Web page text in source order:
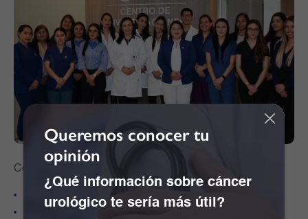
Contamos con un recurso humano que incluye:
Jefe de investigación y educación
Coordinadora médica del Centro de Investigación
Queremos conocer tu
opinión
¿Qué información sobre cáncer
urológico te sería más útil?